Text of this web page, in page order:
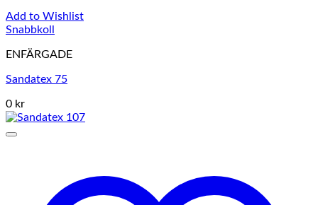
Add to Wishlist
Snabbkoll
ENFÄRGADE
Sandatex 75
0 kr